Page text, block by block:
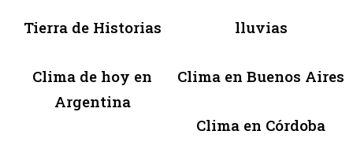
Tierra de Historias lluvias
Clima de hoy en
Argentina
Clima en Buenos Aires
Clima en Córdoba